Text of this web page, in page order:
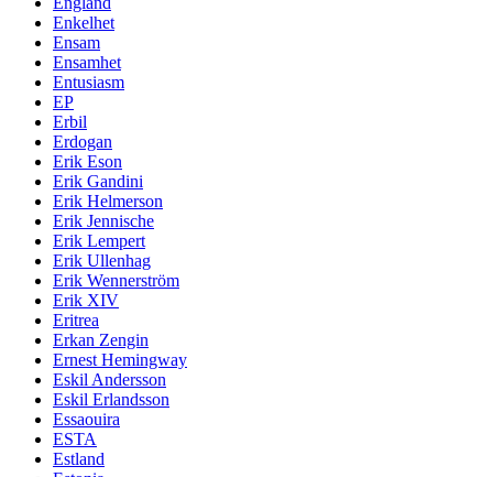
Enkelhet
Ensam
Ensamhet
Entusiasm
EP
Erbil
Erdogan
Erik Eson
Erik Gandini
Erik Helmerson
Erik Jennische
Erik Lempert
Erik Ullenhag
Erik Wennerström
Erik XIV
Eritrea
Erkan Zengin
Ernest Hemingway
Eskil Andersson
Eskil Erlandsson
Essaouira
ESTA
Estland